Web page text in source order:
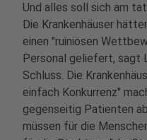
Und alles soll sich am
Die Krankenhäuser
einen "ruiniösen
Personal geliefert, sagt
Schluss. Die
einfach Konkurrenz"
gegenseitig Patienten
müssen für die